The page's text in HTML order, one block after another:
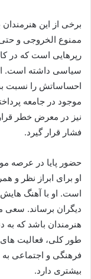
برخی از این هنرمندان
ممنوع‌ الخروجی و حتی
رپرهایی است که در
سیاسی داشته است.
احساساتش را نسبت
موجود در جامعه
نیز در معرض خطر
فشار قرار گیرد.
حضور پایا در عرصه‌
او برای ابراز نظر و
است. او با آهنگ‌
دیگران برساند. سعی
هنرمندان باشد که به
طور کلی، فعالیت‌ های
فرهنگی و اجتماعی
بیشتری دارد.